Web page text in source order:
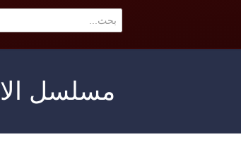
مسلسل